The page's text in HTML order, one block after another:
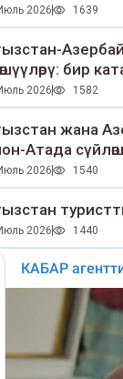
2026 1639
бир
2026 1582
жана
Атада
2026 1540
2026 1440